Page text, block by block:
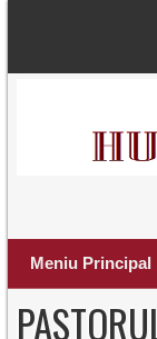
Meniu Principal